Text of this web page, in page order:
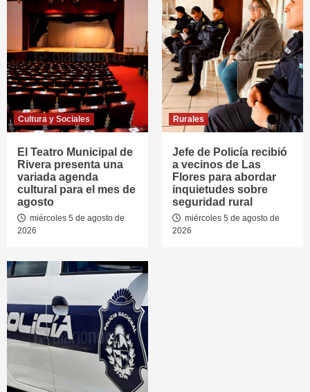
Cultura y Sociales
El Teatro Municipal de
Rivera presenta una
variada agenda
cultural para el mes de
agosto
miércoles 5 de agosto de
2026
Rurales
Jefe de Policía recibió
a vecinos de Las
Flores para abordar
inquietudes sobre
seguridad rural
miércoles 5 de agosto de
2026